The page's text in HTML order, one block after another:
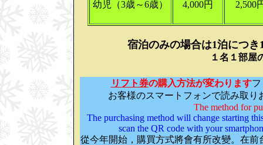
幼児（3歳～6歳） 4,000円 2,500
宿泊のみの場合は1泊につき
１名１部屋
リフト券の購入方法が変わりますフ
お客様のスマートフォンで読み取
The method for
The purchasing method will change starting
scan the QR code with your
從今年開始，購買方式將會有所改變。在